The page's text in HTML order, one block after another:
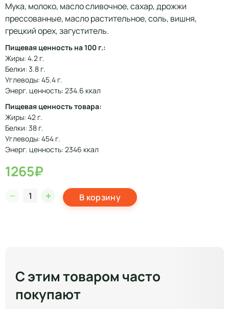
Мука, молоко, масло сливочное, сахар, дрожжи
прессованные, масло растительное, соль, вишня,
грецкий орех, загуститель.
Пищевая ценность на 100 г.:
Жиры: 4.2 г.
Белки: 3.8 г.
Углеводы: 45.4 г.
Энерг. ценность: 234.6 ккал
Пищевая ценность товара:
Жиры: 42 г.
Белки: 38 г.
Углеводы: 454 г.
Энерг. ценность: 2346 ккал
1265₽
В корзину
С этим товаром часто
покупают